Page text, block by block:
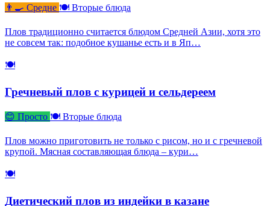
👨‍🍳 Средне 🍽 Вторые блюда
Плов традиционно считается блюдом Средней Азии, хотя это
не совсем так: подобное кушанье есть и в Яп…
🍽
Гречневый плов с курицей и сельдереем
😊 Просто 🍽 Вторые блюда
Плов можно приготовить не только с рисом, но и с гречневой
крупой. Мясная составляющая блюда – кури…
🍽
Диетический плов из индейки в казане